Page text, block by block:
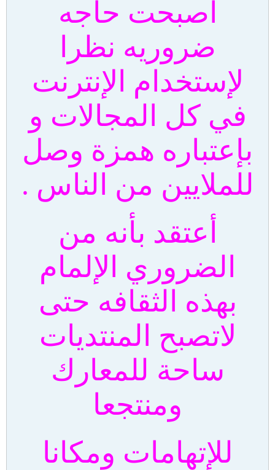
أصبحت حاجه
ضروريه نظرا
لإستخدام الإنترنت
في كل المجالات و
بإعتباره همزة وصل
للملايين من الناس .
أعتقد بأنه من
الضروري الإلمام
بهذه الثقافه حتى
لاتصبح المنتديات
ساحة للمعارك
ومنتجعا
للإتهامات ومكانا